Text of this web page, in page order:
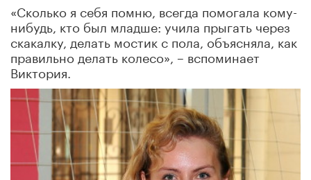
«Сколько я себя помню, всегда помогала кому-
нибудь, кто был младше: учила прыгать через
скакалку, делать мостик с пола, объясняла, как
правильно делать колесо», – вспоминает
Виктория.